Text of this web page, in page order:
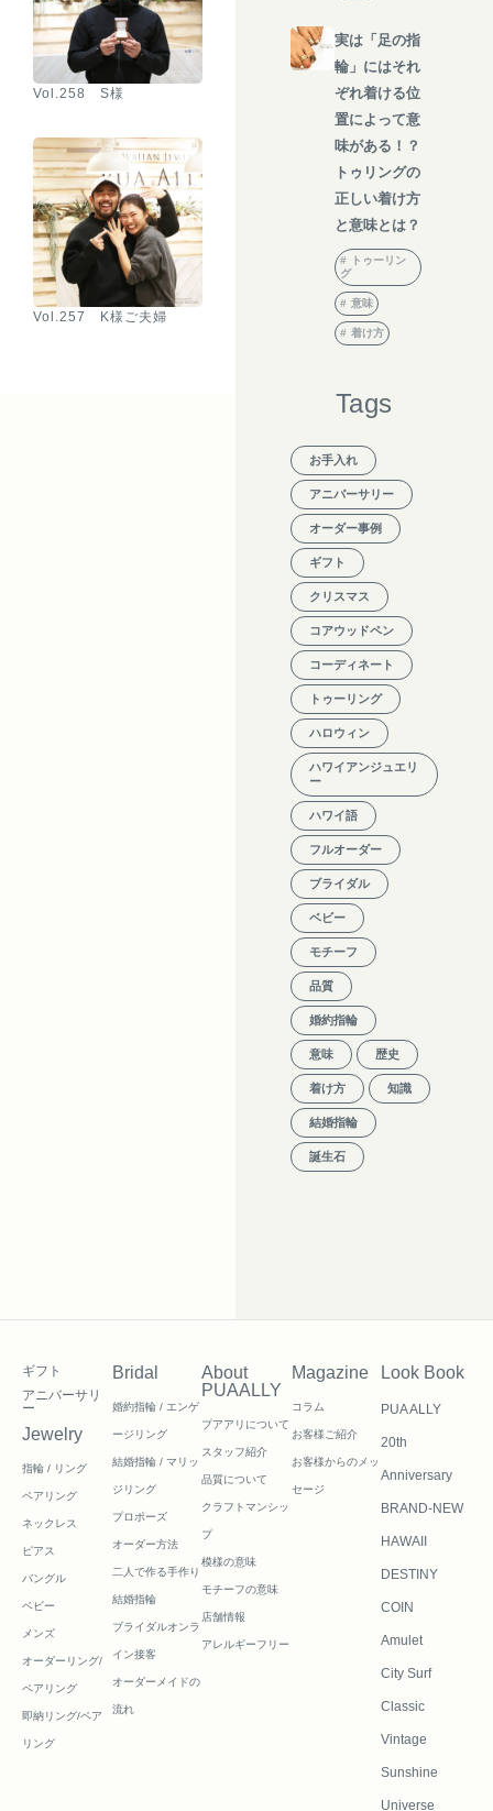
Vol.258 S様
Vol.257 K様ご夫婦
実は「足の指
輪」にはそれ
ぞれ着ける位
置によって意
味がある！？
トゥリングの
正しい着け方
と意味とは？
トゥーリン
グ
意味
着け方
Tags
お手入れ
アニバーサリー
オーダー事例
ギフト
クリスマス
コアウッドペン
コーディネート
トゥーリング
ハロウィン
ハワイアンジュエリ
ー
ハワイ語
フルオーダー
ブライダル
ベビー
モチーフ
品質
婚約指輪
意味 歴史
着け方 知識
結婚指輪
誕生石
ギフト
アニバーサリ
ー
Jewelry
指輪 / リング
ペアリング
ネックレス
ピアス
バングル
ベビー
メンズ
オーダーリング/
ペアリング
即納リング/ペア
リング
Bridal
婚約指輪 / エンゲ
ージリング
結婚指輪 / マリッ
ジリング
プロポーズ
オーダー方法
二人で作る手作り
結婚指輪
ブライダルオンラ
イン接客
オーダーメイドの
流れ
About
PUAALLY
プアアリについて
スタッフ紹介
品質について
クラフトマンシッ
プ
模様の意味
モチーフの意味
店舗情報
アレルギーフリー
Magazine
コラム
お客様ご紹介
お客様からのメッ
セージ
Look Book
PUA ALLY
20th
Anniversary
BRAND-NEW
HAWAII
DESTINY
COIN
Amulet
City Surf
Classic
Vintage
Sunshine
Universe